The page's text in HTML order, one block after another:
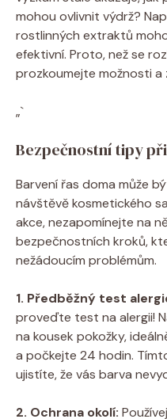
mohou ovlivnit výdrž?
rostlinných extraktů
efektivní. Proto, než se
prozkoumejte možnosti a
„`
Bezpečnostní tipy
Barvení řas doma může
návštěvě kosmetického
akce, nezapomínejte na
bezpečnostních kroků,
nežádoucím problémům.
1. Předběžný test
proveďte test na alergii!
na kousek pokožky,
a počkejte 24 hodin.
ujistíte, že vás barva
2. Ochrana okolí: